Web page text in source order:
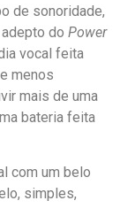
de sonoridade,
do Power
vocal feita
menos
mais de uma
bateria feita
com um belo
simples,